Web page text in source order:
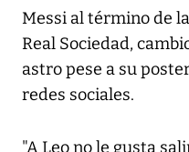
Messi al término de
Real Sociedad,
astro pese a su
redes sociales.
"A Leo no le gusta